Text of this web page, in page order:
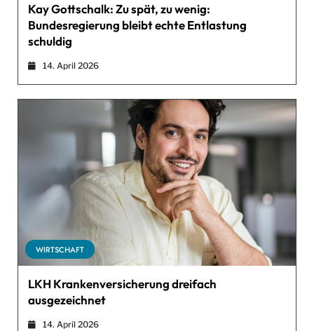
Kay Gottschalk: Zu spät, zu wenig:
Bundesregierung bleibt echte Entlastung
schuldig
14. April 2026
WIRTSCHAFT
LKH Krankenversicherung dreifach
ausgezeichnet
14. April 2026